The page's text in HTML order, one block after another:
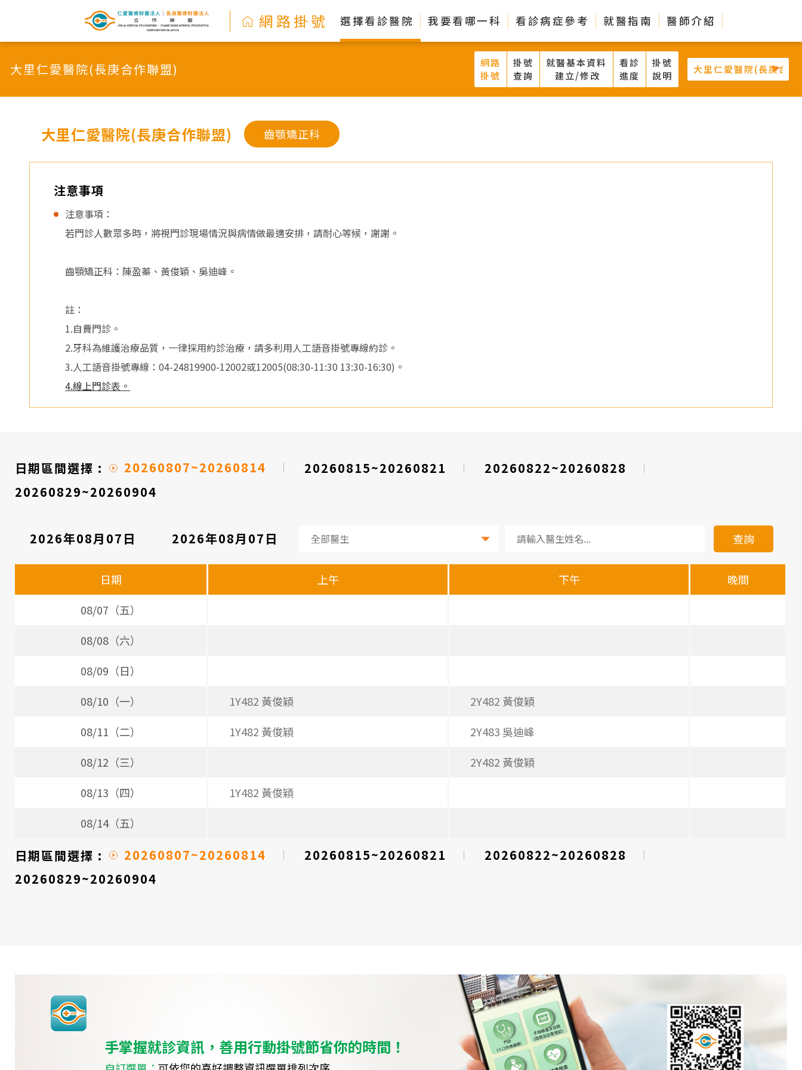
網
路
掛
號
系
統
-
仁
愛
醫
網路掛號 選擇看診醫院 我要看哪一科 看診病症參考 就醫指南 醫師介紹
大里仁愛醫院(長庚合作聯盟)
網路
掛號
掛號
查詢
就醫基本資料
建立/修改
看診
進度
掛號
說明
大里仁愛醫院(長庚合作聯盟) 齒顎矯正科
注意事項
注意事項：
若門診人數眾多時，將視門診現場情況與病情做最適安排，請耐心等候，謝謝。
齒顎矯正科：陳盈蓁、黃俊穎、吳迪峰。
註：
1.自費門診。
2.牙科為維護治療品質，一律採用約診治療，請多利用人工語音掛號專線約診。
3.人工語音掛號專線：04-24819900-12002或12005(08:30-11:30 13:30-16:30)。
4.線上門診表。
日期區間選擇 : 20260807~20260814 20260815~20260821
20260822~20260828
20260829~20260904
2026年08月07日 2026年08月07日
診
醫
查詢
日期 上午 下午
晚間
08/07（五）
08/08（六）
08/09（日）
08/10（一）
1Y482 黃俊穎
2Y482 黃俊穎
08/11（二）
1Y482 黃俊穎
2Y483 吳迪峰
08/12（三）
2Y482 黃俊穎
08/13（四）
1Y482 黃俊穎
08/14（五）
日期區間選擇 : 20260807~20260814 20260815~20260821
20260822~20260828
20260829~20260904
手掌握就診資訊，善用行動掛號節省你的時間！